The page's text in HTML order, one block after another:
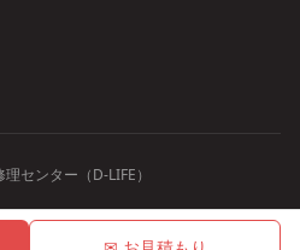
センター（D-LIFE）